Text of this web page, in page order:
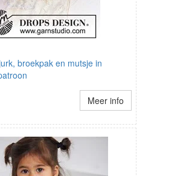
broekpak en mutsje in
Meer info